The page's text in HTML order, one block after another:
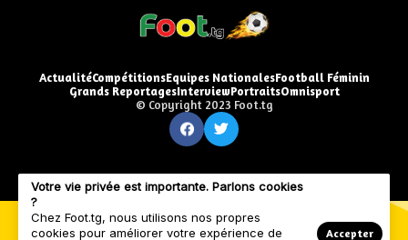
ActualitéCompétitionsEquipes NationalesFootball Féminin
Grands ReportagesInterviewPortraitsOmnisport
© Copyright 2023 Foot.tg
Votre vie privée est importante. Parlons cookies
?
Chez Foot.tg, nous utilisons nos propres
cookies pour améliorer votre expérience de
Accepter